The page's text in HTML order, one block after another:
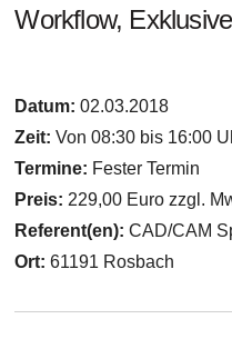
Workflow,
Datum:02.03.2018
Zeit: Von 08:30 bis 16:00
Termine: Fester Termin
Preis: 229,00 Euro zzgl.
Referent(en):CAD/CAM
Ort:61191 Rosbach